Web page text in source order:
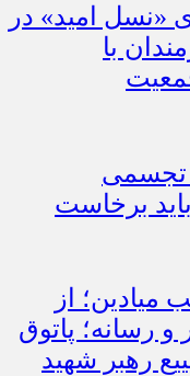
«نسل امید» در
با
تجسمی
برخاست
میادین؛ از
رسانه؛ پاتوق
رهبر شهید